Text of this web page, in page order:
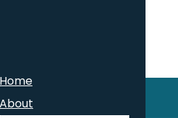
Home
About